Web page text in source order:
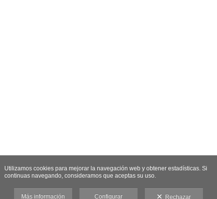
Utilizamos cookies para mejorar la navegación web y obtener estadísticas. Si
continuas navegando, consideramos que aceptas su uso.
Más información Configurar Rechazar